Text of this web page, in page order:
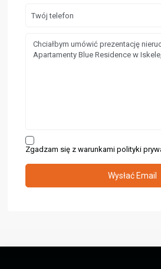
Zgadzam się z warunkami polityki